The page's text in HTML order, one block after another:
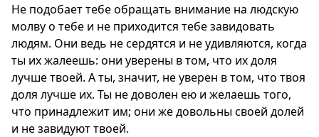
Не подобает тебе обращать внимание на людскую
молву о тебе и не приходится тебе завидовать
людям. Они ведь не сердятся и не удивляются, когда
ты их жалеешь: они уверены в том, что их доля
лучше твоей. А ты, значит, не уверен в том, что твоя
доля лучше их. Ты не доволен ею и желаешь того,
что принадлежит им; они же довольны своей долей
и не завидуют твоей.